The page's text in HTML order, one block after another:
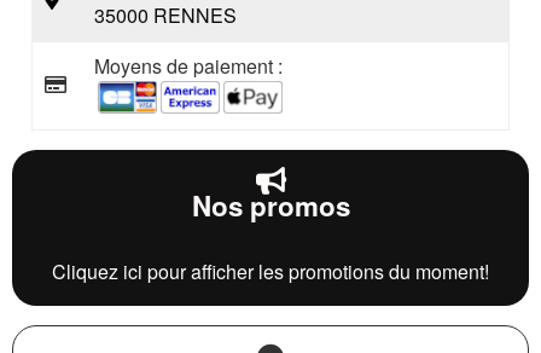
35000 RENNES
Moyens de paiement :
Nos promos
Cliquez ici pour afficher les promotions du moment!